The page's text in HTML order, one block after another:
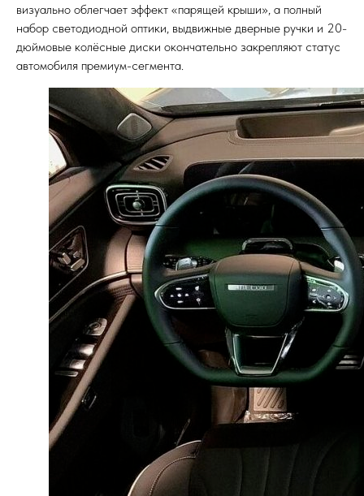
визуально облегчает эффект «парящей крыши», а полный
набор светодиодной оптики, выдвижные дверные ручки и 20-
дюймовые колёсные диски окончательно закрепляют статус
автомобиля премиум-сегмента.